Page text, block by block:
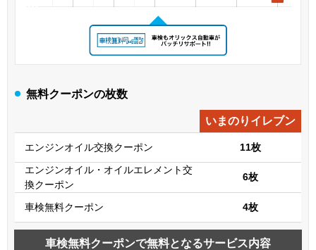
無料クーポンの枚数
いまのりイレブン
エンジンオイル交換クーポン
11枚
エンジンオイル・オイルエレメント交
換クーポン
6枚
車検無料クーポン 4枚
車検無料クーポンで無料となるサービス内容